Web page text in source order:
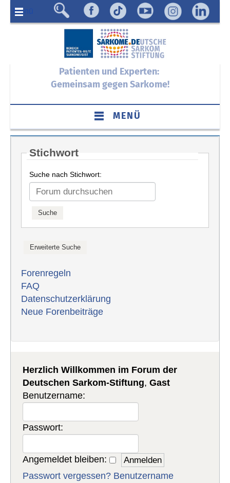
Menü
Patienten und Experten:
Gemeinsam gegen Sarkome!
MENÜ
Stichwort
Suche nach Stichwort:
Forenregeln
FAQ
Datenschutzerklärung
Neue Forenbeiträge
Herzlich Willkommen im Forum der
Deutschen Sarkom-Stiftung,Gast
Benutzername:
Passwort:
Angemeldet bleiben:
Passwort vergessen? Benutzername